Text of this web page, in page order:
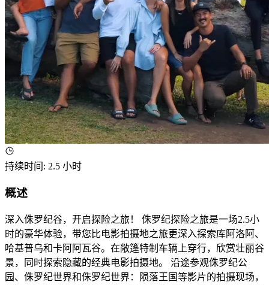
持续时间 : 2.5 小时
概述
深入侏罗纪谷，开启探险之旅！ 侏罗纪探险之旅是一场2.5小
时的豪华体验，带您比电影拍摄地之旅更深入探索库阿洛阿、
哈基普乌和卡阿阿瓦谷。在敞篷特制车辆上穿行，欣赏壮丽谷
景，同时探索隐藏的经典电影拍摄地。 沿途参观侏罗纪公
园、侏罗纪世界和侏罗纪世界：陨落王国等影片的拍摄现场，